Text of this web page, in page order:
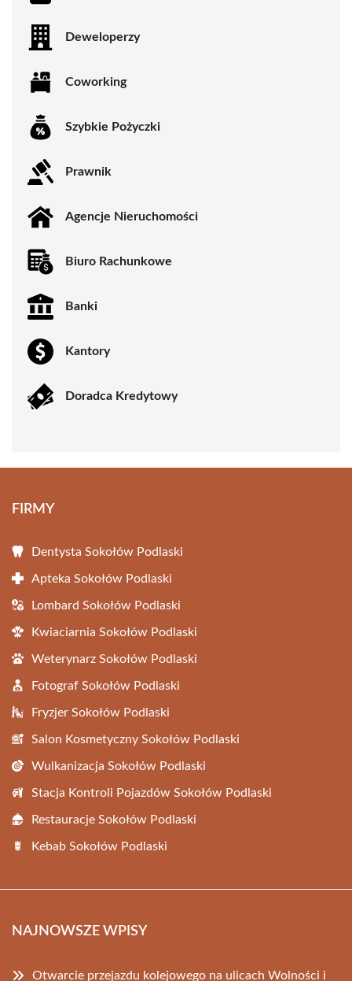
Deweloperzy
Coworking
Szybkie Pożyczki
Prawnik
Agencje Nieruchomości
Biuro Rachunkowe
Banki
Kantory
Doradca Kredytowy
FIRMY
Dentysta Sokołów Podlaski
Apteka Sokołów Podlaski
Lombard Sokołów Podlaski
Kwiaciarnia Sokołów Podlaski
Weterynarz Sokołów Podlaski
Fotograf Sokołów Podlaski
Fryzjer Sokołów Podlaski
Salon Kosmetyczny Sokołów Podlaski
Wulkanizacja Sokołów Podlaski
Stacja Kontroli Pojazdów Sokołów Podlaski
Restauracje Sokołów Podlaski
Kebab Sokołów Podlaski
NAJNOWSZE WPISY
Otwarcie przejazdu kolejowego na ulicach Wolności i